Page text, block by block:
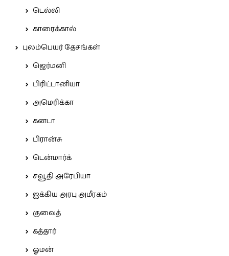
டெல்லி
காரைக்கால்
புலம்பெயர் தேசங்கள்
ஜெர்மனி
பிரிட்டானியா
அமெரிக்கா
கனடா
பிரான்சு
டென்மார்க்
சவூதி அரேபியா
ஐக்கிய அரபு அமீரகம்
குவைத்
கத்தார்
ஓமன்